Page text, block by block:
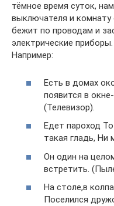
тёмное время суток,
выключателя и
бежит по проводам и
электрические
Например:
Есть в домах
появится в
(Телевизор).
Едет пароход
такая гладь, Ни
Он один на
встретить.
На столе,в
Поселился